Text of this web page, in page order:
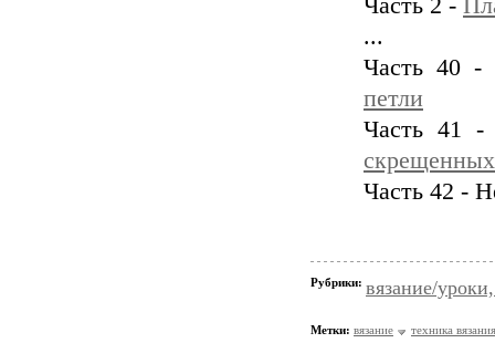
Часть 2 -
...
Часть 40 -
петли
Часть 41
Часть 42 -
Рубрики: вязание/
Метки: вязание техника вязания